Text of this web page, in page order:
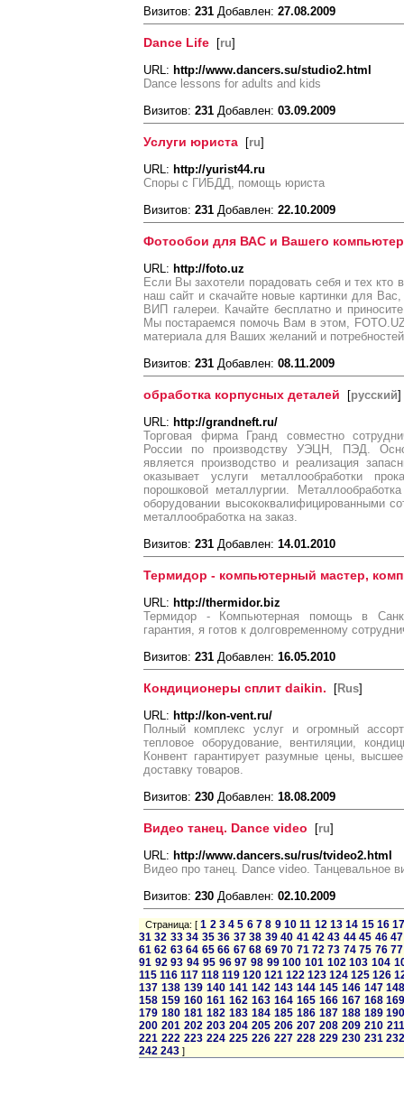
Визитов: 231 Добавлен: 27.08.2009
Dance Life [ru]
URL: http://www.dancers.su/studio2.html
Dance lessons for adults and kids
Визитов: 231 Добавлен: 03.09.2009
Услуги юриста [ru]
URL: http://yurist44.ru
Споры с ГИБДД, помощь юриста
Визитов: 231 Добавлен: 22.10.2009
Фотообои для ВАС и Вашего
URL: http://foto.uz
Если Вы захотели порадовать себя и тех кто
наш сайт и скачайте новые картинки для
ВИП галереи. Качайте бесплатно и
Мы постараемся помочь Вам в этом,
материала для Ваших желаний и
Визитов: 231 Добавлен: 08.11.2009
обработка корпусных деталей [русский]
URL: http://grandneft.ru/
Торговая фирма Гранд совместно
России по производству УЭЦН, ПЭД.
является производство и реализация
оказывает услуги металлообработки
порошковой металлургии.
оборудовании высококвалифицированными
металлообработка на заказ.
Визитов: 231 Добавлен: 14.01.2010
Термидор - компьютерный мастер,
URL: http://thermidor.biz
Термидор - Компьютерная помощь в
гарантия, я готов к долговременному
Визитов: 231 Добавлен: 16.05.2010
Кондиционеры сплит daikin. [Rus]
URL: http://kon-vent.ru/
Полный комплекс услуг и огромный
тепловое оборудование, вентиляции,
Конвент гарантирует разумные цены,
доставку товаров.
Визитов: 230 Добавлен: 18.08.2009
Видео танец. Dance video [ru]
URL: http://www.dancers.su/rus/tvideo2.html
Видео про танец. Dance video. Танцевальное
Визитов: 230 Добавлен: 02.10.2009
Страница: [1 2 3 4 5 6 7 8 9 10 11 12 13 14 15 16
31 32 33 34 35 36 37 38 39 40 41 42 43 44 45 46 47
61 62 63 64 65 66 67 68 69 70 71 72 73 74 75 76 77
91 92 93 94 95 96 97 98 99 100 101 102 103 104
115 116 117 118 119 120 121 122 123 124 125 126
137 138 139 140 141 142 143 144 145 146 147
158 159 160 161 162 163 164 165 166 167 168
179 180 181 182 183 184 185 186 187 188 189
200 201 202 203 204 205 206 207 208 209 210 211
221 222 223 224 225 226 227 228 229 230 231
242 243 ]